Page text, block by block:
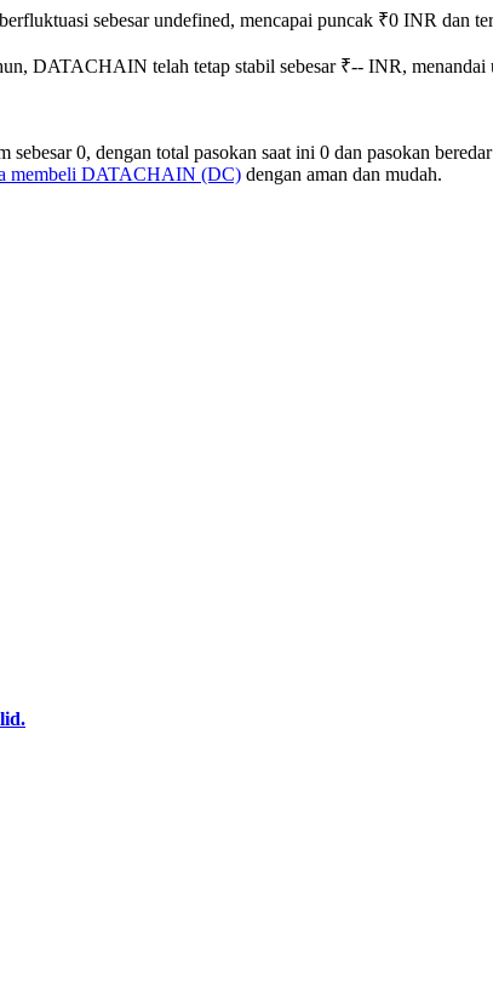
sebesar undefined, mencapai puncak ₹0 INR dan
DATACHAIN telah tetap stabil sebesar ₹-- INR, menandai
0, dengan total pasokan saat ini 0 dan pasokan
membeli DATACHAIN (DC) dengan aman dan mudah.